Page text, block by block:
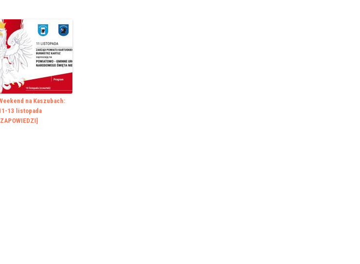
na Kaszubach:
13 listopada